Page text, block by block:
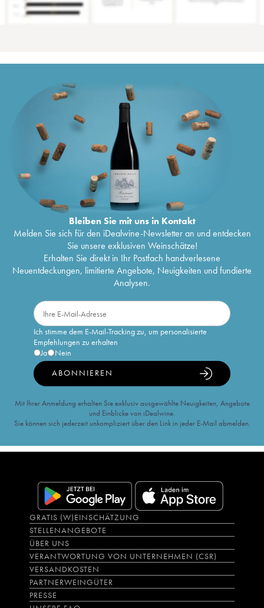
Bleiben Sie mit uns in Kontakt
Melden Sie sich für den iDealwine-Newsletter an und entdecken
Sie unsere exklusiven Weinschätze!
Erhalten Sie direkt in Ihr Postfach handverlesene
Neuentdeckungen, limitierte Angebote, Neuigkeiten und fundierte
Analysen.
Ich stimme dem E-Mail-Tracking zu, um personalisierte
Empfehlungen zu erhalten
Ja
Nein
ABONNIEREN
Mit Ihrer Anmeldung erhalten Sie exklusiv ausgewählte Neuigkeiten, Angebote
und Einblicke von iDealwine.
Sie können sich jederzeit unkompliziert über den Link in jeder E-Mail abmelden.
GRATIS (W)EINSCHÄTZUNG
STELLENANGEBOTE
ÜBER UNS
VERANTWORTUNG VON UNTERNEHMEN (CSR)
VERSANDKOSTEN
PARTNERWEINGÜTER
PRESSE